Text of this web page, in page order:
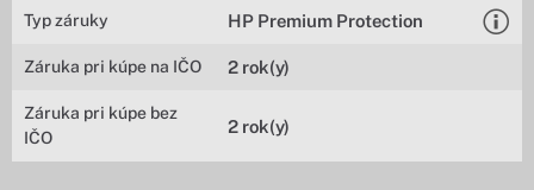
Typ záruky HP Premium Protection
Záruka pri kúpe na IČO 2 rok(y)
Záruka pri kúpe bez
IČO
2 rok(y)